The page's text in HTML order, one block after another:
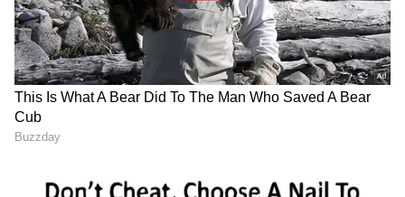
DOWNLOAD APP
RECOMMENDED STORIES